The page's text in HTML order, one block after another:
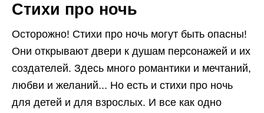
Стихи про ночь
Осторожно! Стихи про ночь могут быть опасны!
Они открывают двери к душам персонажей и их
создателей. Здесь много романтики и мечтаний,
любви и желаний... Но есть и стихи про ночь
для детей и для взрослых. И все как одно